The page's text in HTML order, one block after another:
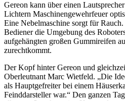
Gereon kann über einen
Lichtern Maschinengewehrfeuer
Eine Nebelmaschine sorgt für
Bediener die Umgebung des
aufgehängten großen Gummireifen
zurechtkommt.
Der Kopf hinter Gereon und
Oberleutnant Marc Wietfeld. „Die
als Hauptgefreiter bei einem
Feinddarsteller war.“ Den ganzen